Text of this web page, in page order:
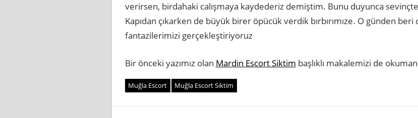
verirsen, birdahaki calışmaya kaydederiz demiştim. Bunu duyunca
Kapıdan çıkarken de büyük birer öpücük verdik bırbırımıze. O günden
fantazilerimizi gerçekleştiriyoruz
Bir önceki yazımız olan Mardin Escort Siktim başlıklı makalemizi de
Muğla Escort Muğla Escort Siktim